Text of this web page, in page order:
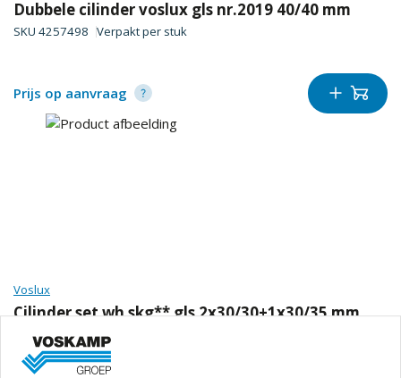
Dubbele cilinder voslux gls nr.2019 40/40 mm
SKU 4257498 Verpakt per stuk
Prijs op aanvraag
Voslux
Cilinder set wh skg** gls 2x30/30+1x30/35 mm
SKU4257816 Verpakt per